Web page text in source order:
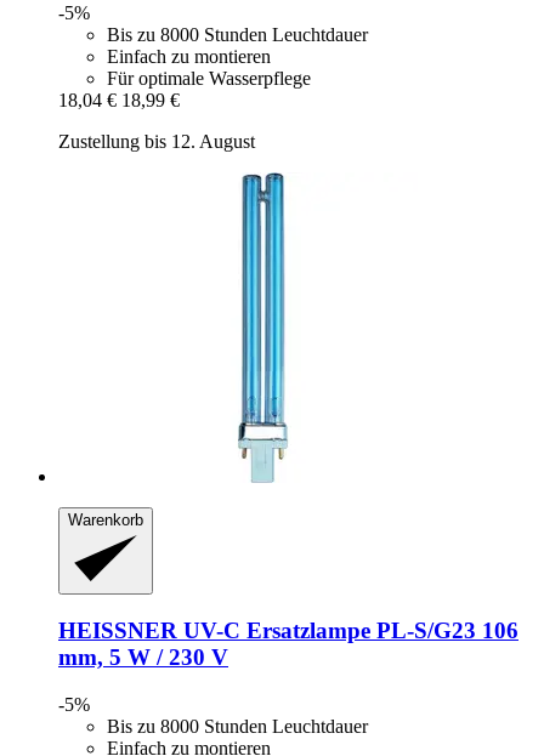
-5%
Bis zu 8000 Stunden Leuchtdauer
Einfach zu montieren
Für optimale Wasserpflege
18,04 € 18,99 €
Zustellung bis 12. August
Warenkorb
HEISSNER UV-​C Ersatzlampe PL-​S/G23 106
mm, 5 W / 230 V
-5%
Bis zu 8000 Stunden Leuchtdauer
Einfach zu montieren